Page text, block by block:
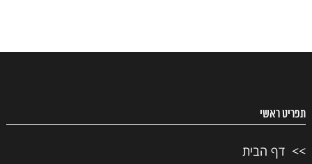
תפריט ראשי
דף הבית